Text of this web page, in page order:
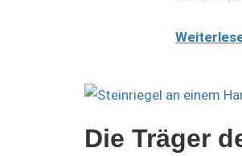
Die Träger